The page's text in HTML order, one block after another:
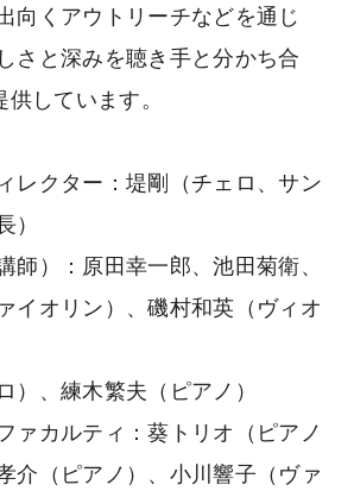
向くアウトリーチなどを通じ
さと深みを聴き手と分かち合
供しています。
レクター：堤剛（チェロ、サン
）
師）：原田幸一郎、池田菊衛、
イオリン）、磯村和英（ヴィオ
）、練木繁夫（ピアノ）
ァカルティ：葵トリオ（ピアノ
介（ピアノ）、小川響子（ヴァ